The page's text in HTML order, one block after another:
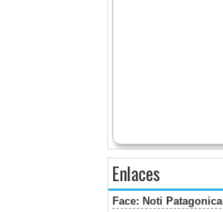
Enlaces
Face: Noti Patagonica